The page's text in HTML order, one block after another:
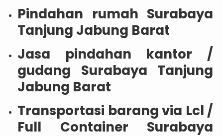
Pindahan rumah Surabaya
Tanjung Jabung Barat
Jasa pindahan kantor /
gudang Surabaya Tanjung
Jabung Barat
Transportasi barang via Lcl /
Full Container Surabaya